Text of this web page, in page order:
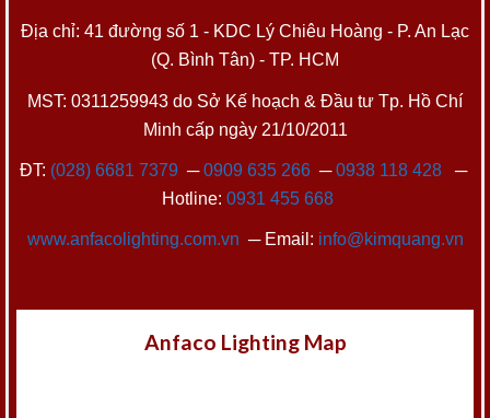
Địa chỉ: 41 đường số 1 - KDC Lý Chiêu Hoàng - P. An Lạc
(Q. Bình Tân) - TP. HCM
MST: 0311259943 do Sở Kế hoạch & Đầu tư Tp. Hồ Chí
Minh cấp ngày 21/10/2011
ĐT: (028) 6681 7379 ─0909 635 266─0938 118 428─
Hotline: 0931 455 668
www.anfacolighting.com.vn ─ Email: info@kimquang.vn
Anfaco Lighting Map